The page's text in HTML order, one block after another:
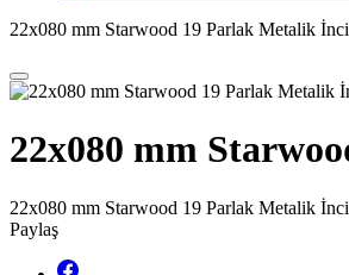
22x080 mm Starwood 19 Parlak Metalik
22x080 mm
22x080 mm Starwood 19 Parlak Metalik
Paylaş